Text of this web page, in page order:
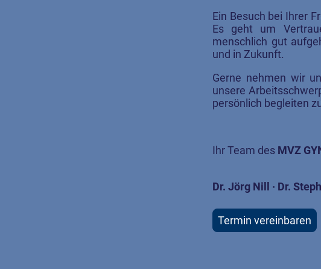
Ein Besuch bei Ihrer
Es geht um
menschlich gut
und in Zukunft.
Gerne nehmen wir
unsere
persönlich begleiten
Ihr Team des MVZ
Dr. Jörg Nill · Dr.
Termin vereinbaren